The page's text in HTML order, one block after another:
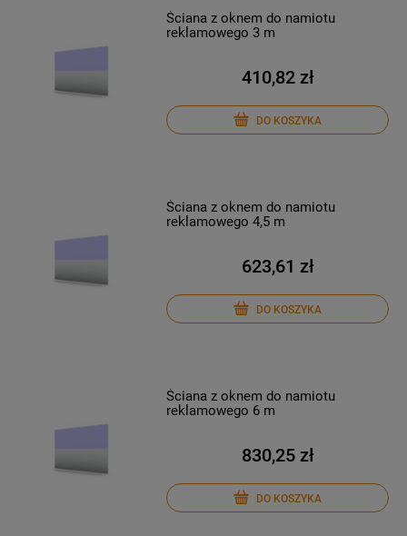
Ściana z oknem do namiotu
reklamowego 3 m
410,82 zł
DO KOSZYKA
Ściana z oknem do namiotu
reklamowego 4,5 m
623,61 zł
DO KOSZYKA
Ściana z oknem do namiotu
reklamowego 6 m
830,25 zł
DO KOSZYKA